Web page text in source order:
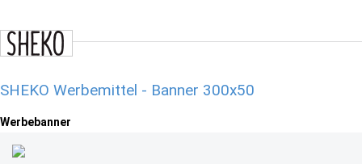
SHEKO Werbemittel - Banner 300x50
Werbebanner